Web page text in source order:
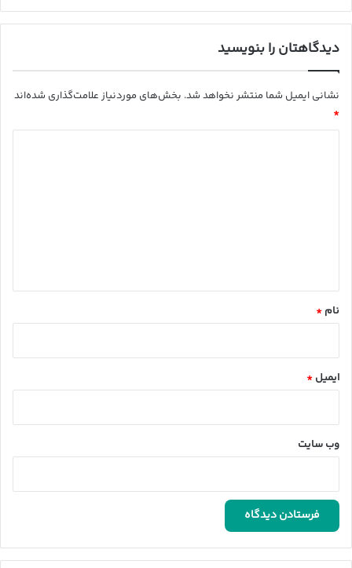
دیدگاهتان را بنویسید
نشانی ایمیل شما منتشر نخواهد شد. بخش‌های موردنیاز علامت‌گذاری شده‌اند
*
نام *
ایمیل *
وب‌ سایت